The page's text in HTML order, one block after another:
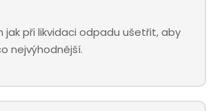
jak při likvidaci odpadu ušetřit, aby
nejvýhodnější.